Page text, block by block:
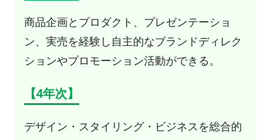
商品企画とプロダクト、プレゼンテーショ
ン、実売を経験し自主的なブランドディレク
ションやプロモーション活動ができる。
【4年次】
デザイン・スタイリング・ビジネスを総合的